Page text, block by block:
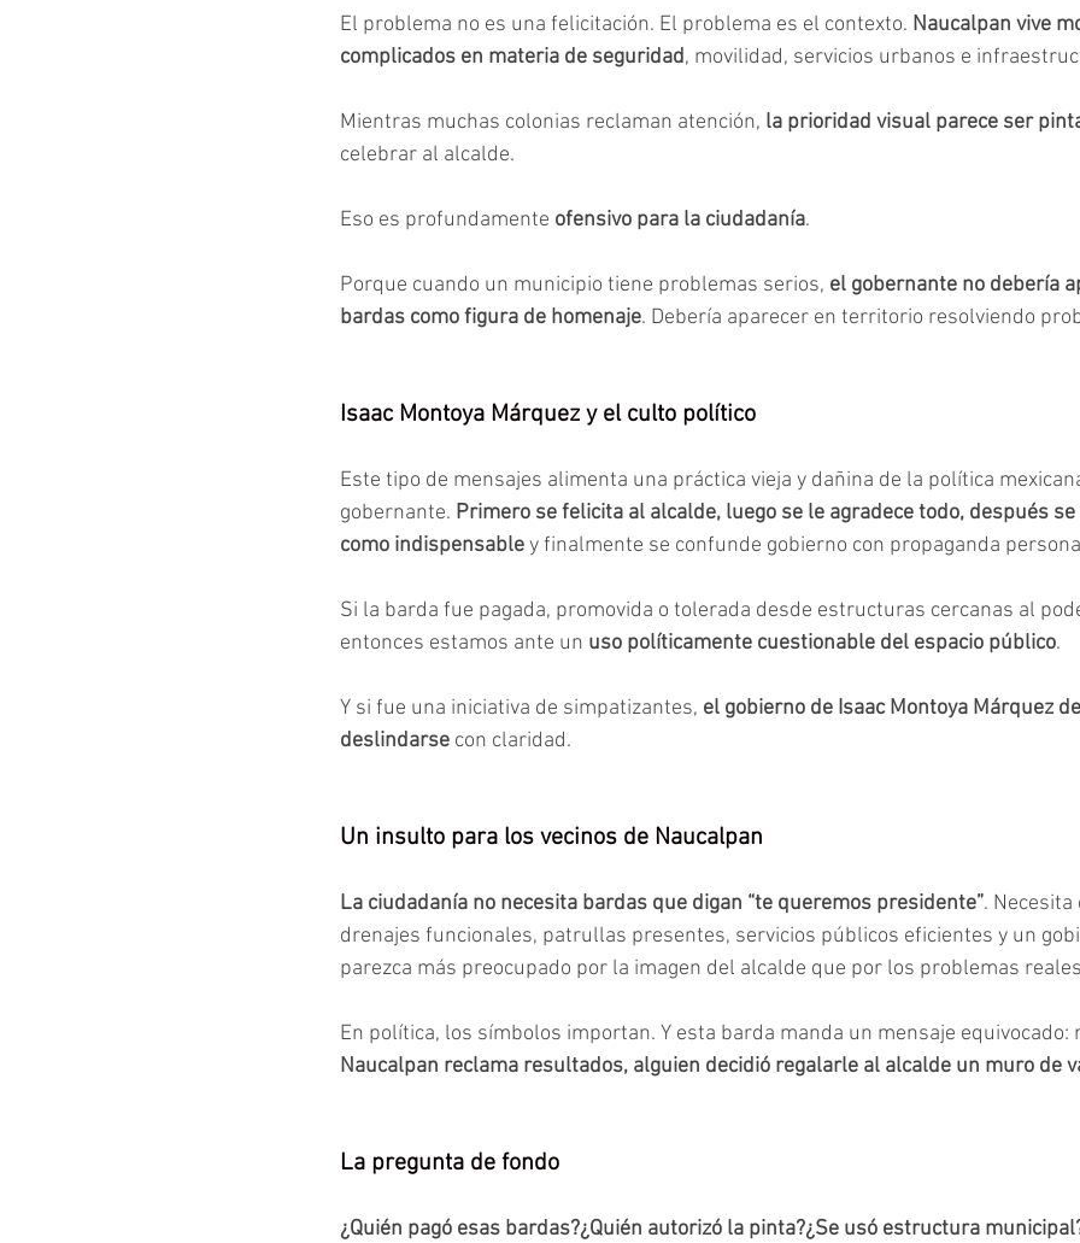
El problema no es una felicitación. El problema es el contexto. Naucalpan vive
complicados en materia de seguridad, movilidad, servicios urbanos e
Mientras muchas colonias reclaman atención, la prioridad visual parece ser
celebrar al alcalde.
Eso es profundamente ofensivo para la ciudadanía.
Porque cuando un municipio tiene problemas serios, el gobernante no debería
bardas como figura de homenaje. Debería aparecer en territorio resolviendo
Isaac Montoya Márquez y el culto político
Este tipo de mensajes alimenta una práctica vieja y dañina de la política
gobernante. Primero se felicita al alcalde, luego se le agradece todo, después
como indispensable y finalmente se confunde gobierno con propaganda
Si la barda fue pagada, promovida o tolerada desde estructuras cercanas al
entonces estamos ante un uso políticamente cuestionable del espacio público.
Y si fue una iniciativa de simpatizantes, el gobierno de Isaac Montoya Márquez
deslindarse con claridad.
Un insulto para los vecinos de Naucalpan
La ciudadanía no necesita bardas que digan “te queremos presidente”.
drenajes funcionales, patrullas presentes, servicios públicos eficientes y un
parezca más preocupado por la imagen del alcalde que por los problemas
En política, los símbolos importan. Y esta barda manda un mensaje equivocado:
Naucalpan reclama resultados, alguien decidió regalarle al alcalde un muro de
La pregunta de fondo
¿Quién pagó esas bardas?¿Quién autorizó la pinta?¿Se usó estructura